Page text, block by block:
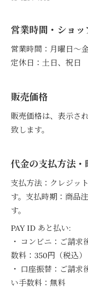
営業時間・ショッ
営業時間：月曜日〜
定休日：土日、祝日
販売価格
販売価格は、表示さ
致します。
代金の支払方法・
支払方法：クレジッ
す。支払時期：商品
す。
PAY ID あと払い:
・ コンビニ：ご請
数料：350円（税込）
・ 口座振替：ご請
い手数料：無料